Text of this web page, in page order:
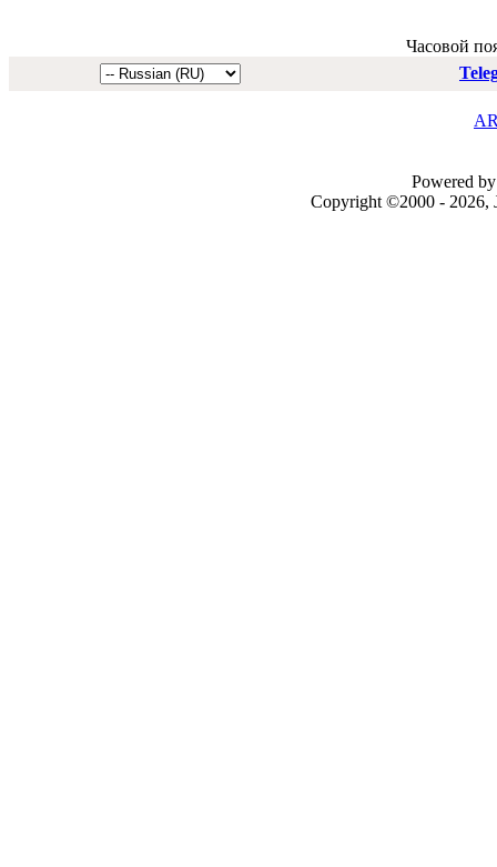
Часовой
Powered
Copyright ©2000 - 2026,